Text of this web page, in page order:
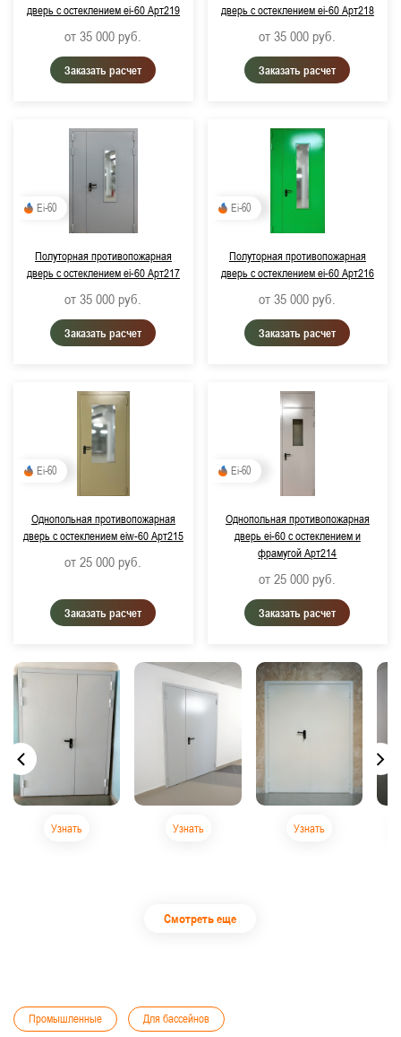
дверь с остеклением ei-60 Арт219
от 35 000 руб.
Заказать расчет
дверь с остеклением ei-60 Арт218
от 35 000 руб.
Заказать расчет
Ei-60
Полуторная противопожарная
дверь с остеклением ei-60 Арт217
от 35 000 руб.
Заказать расчет
Ei-60
Полуторная противопожарная
дверь с остеклением ei-60 Арт216
от 35 000 руб.
Заказать расчет
Ei-60
Однопольная противопожарная
дверь с остеклением eiw-60 Арт215
от 25 000 руб.
Заказать расчет
Ei-60
Однопольная противопожарная
дверь ei-60 с остеклением и
фрамугой Арт214
от 25 000 руб.
Заказать расчет
Узнать Узнать Узнать
Смотреть еще
Промышленные Для бассейнов